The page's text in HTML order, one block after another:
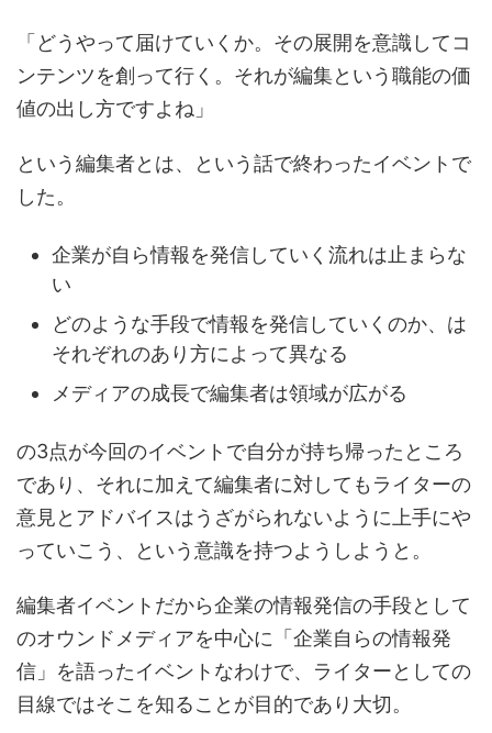
「どうやって届けていくか。その展開を意識してコ
ンテンツを創って行く。それが編集という職能の価
値の出し方ですよね」
という編集者とは、という話で終わったイベントで
した。
企業が自ら情報を発信していく流れは止まらな
い
どのような手段で情報を発信していくのか、は
それぞれのあり方によって異なる
メディアの成長で編集者は領域が広がる
の3点が今回のイベントで自分が持ち帰ったところ
であり、それに加えて編集者に対してもライターの
意見とアドバイスはうざがられないように上手にや
っていこう、という意識を持つようしようと。
編集者イベントだから企業の情報発信の手段として
のオウンドメディアを中心に「企業自らの情報発
信」を語ったイベントなわけで、ライターとしての
目線ではそこを知ることが目的であり大切。